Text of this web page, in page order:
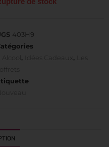
403H9
0 Alcool , Idées Cadeaux ,
coffrets